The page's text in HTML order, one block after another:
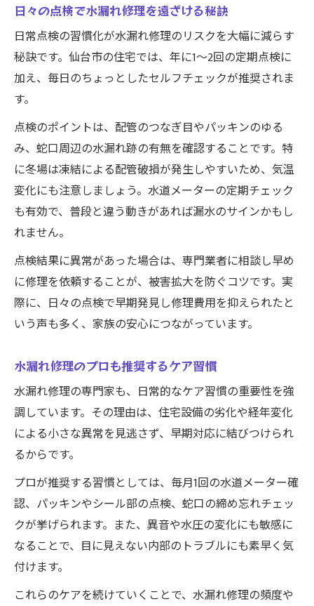
日々の点検で水漏れ修理を遠ざける秘訣
日常点検の習慣化が水漏れ修理のリスクを大幅に減らす
秘訣です。仙台市の住宅では、年に1〜2回の定期点検に
加え、毎日のちょっとしたセルフチェックが推奨されま
す。
点検のポイントは、配管のつなぎ目やパッキンのゆる
み、蛇口周辺の水漏れ跡の有無を確認することです。特
に冬場は凍結による配管破損が発生しやすいため、気温
変化にも注意しましょう。水道メーターの定期チェック
も有効で、普段と違う動きがあれば漏水のサインかもし
れません。
点検結果に異常があった場合は、専門業者に相談し早め
に修理を依頼することが、被害拡大を防ぐコツです。実
際に、日々の点検で早期発見し修理費用を抑えられたと
いう声も多く、家族の安心につながっています。
水漏れ修理のプロも推奨するケア習慣
水漏れ修理の専門家も、日常的なケア習慣の重要性を強
調しています。その理由は、住宅設備の劣化や経年変化
による小さな異常を見逃さず、早期対応に結びつけられ
るからです。
プロが推奨する習慣としては、毎月1回の水道メーター確
認、パッキンやシール部の点検、蛇口の締め忘れチェッ
クが挙げられます。また、異音や水圧の変化にも敏感に
なることで、目に見えない内部のトラブルにも素早く気
付けます。
これらのケアを続けていくことで、水漏れ修理の頻度や